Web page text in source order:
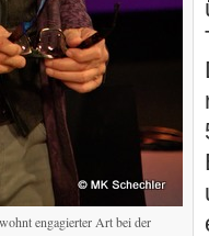
engagierter Art bei der